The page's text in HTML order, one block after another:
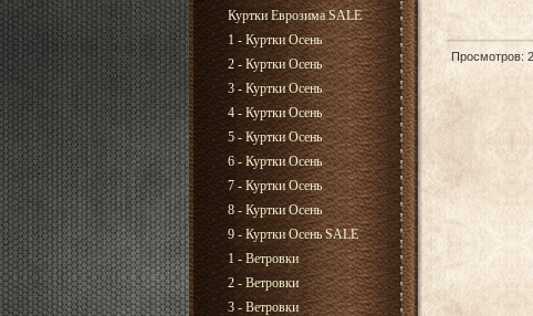
Куртки Еврозима SALE
1 - Куртки Осень
2 - Куртки Осень
3 - Куртки Осень
4 - Куртки Осень
5 - Куртки Осень
6 - Куртки Осень
7 - Куртки Осень
8 - Куртки Осень
9 - Куртки Осень SALE
1 - Ветровки
2 - Ветровки
3 - Ветровки
Просмотров: